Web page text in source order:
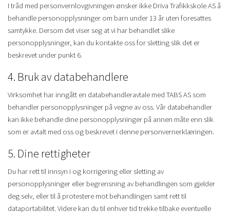
I tråd med personvernlovgivningen ønsker ikke Driva Trafikkskole AS å
behandle personopplysninger om barn under 13 år uten foresattes
samtykke. Dersom det viser seg at vi har behandlet slike
personopplysninger, kan du kontakte oss for sletting slik det er
beskrevet under punkt 6.
4. Bruk av databehandlere
Virksomhet har inngått en databehandleravtale med TABS AS som
behandler personopplysninger på vegne av oss. Vår databehandler
kan ikke behandle dine personopplysninger på annen måte enn slik
som er avtalt med oss og beskrevet i denne personvernerklæringen.
5. Dine rettigheter
Du har rett til innsyn i og korrigering eller sletting av
personopplysninger eller begrensning av behandlingen som gjelder
deg selv, eller til å protestere mot behandlingen samt rett til
dataportabilitet. Videre kan du til enhver tid trekke tilbake eventuelle